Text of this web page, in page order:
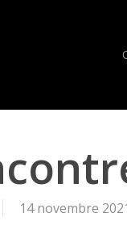
14 novembre